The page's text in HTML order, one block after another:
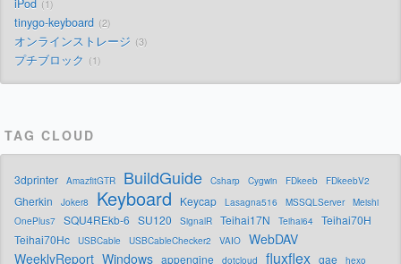
iPod 1
tinygo-keyboard 2
オンラインストレージ 3
プチブロック 1
TAG CLOUD
3dprinter AmazfitGTR BuildGuide Csharp Cygwin FDkeeb FDkeebV2
Gherkin Joker8 Keyboard Keycap Lasagna516 MSSQLServer
Meishi
OnePlus7
SQU4REkb-6 SU120 SignalR Teihai17N Teihai64
Teihai70H
Teihai70Hc
USBCable USBCableChecker2 VAIO
WebDAV
WeeklyReport Windows appengine dotcloud fluxflex gae
hexo